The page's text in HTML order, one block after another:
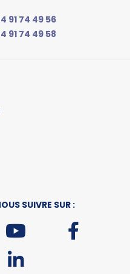
91 74 49 56
91 74 49 58
SUIVRE SUR :